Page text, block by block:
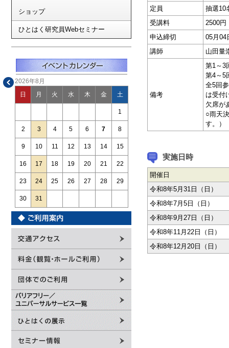
ショップ
ひとはく研究員Webセミナー
2026年8月
日 月 火 水 木 金 土
1
2 3 4 5 6 7 8
9 10 11 12 13 14 15
16 17 18 19 20 21 22
23 24 25 26 27 28 29
30 31
定員
抽選10
受講料
2500円
申込締切
05月04
講師
山田量
備考
第1～3
第4～5
全5回
は受付
欠席が
○雨天
す。）
実施日時
開催日
令和8年5月31日（日）
令和8年7月5日（日）
令和8年9月27日（日）
令和8年11月22日（日）
令和8年12月20日（日）